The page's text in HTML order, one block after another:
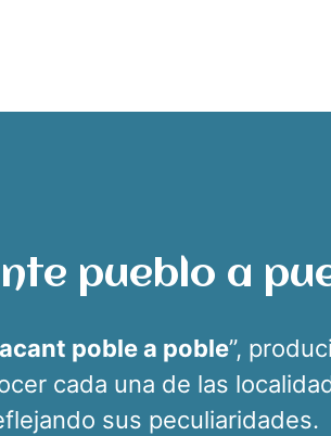
pueblo a
poble a poble”,
cada una de las
sus peculiaridades.